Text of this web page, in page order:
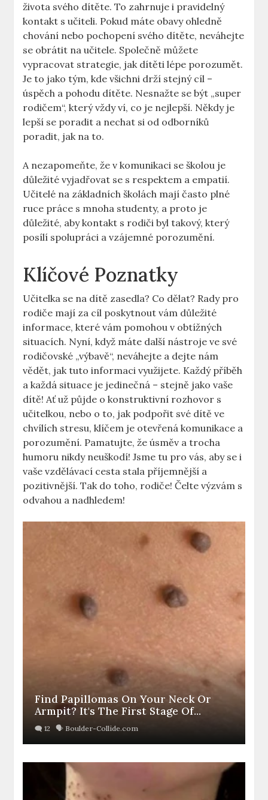
života svého dítěte.⁤ To zahrnuje ​i‍ pravidelný ​
kontakt s učiteli. Pokud máte obavy ‌ohledně
chování nebo pochopení svého dítěte, ‍neváhejte
se⁤ obrátit na učitele. Společně‍ můžete
⁤vypracovat strategie, jak‍ dítěti lépe‍ porozumět.
Je to jako tým,‌ kde všichni drží stejný‌ cíl –
⁢úspěch a pohodu dítěte. Nesnažte se být ​„super
rodičem“, který vždy ví, co je ​nejlepší. Někdy je
lepší‌ se poradit a nechat si od odborníků
poradit, jak na to.
A‌ nezapomeňte, že v komunikaci se školou je⁢
důležité ‍vyjadřovat se s​ respektem⁣ a‌ empatií.
⁢Učitelé na‍ základních školách mají často plné
ruce práce s⁢ mnoha ‍studenty, a proto je
důležité, aby kontakt ​s rodiči byl takový, který
posílí spolupráci a vzájemné porozumění.
Klíčové Poznatky
Učitelka se na dítě zasedla? Co​ dělat? Rady pro
rodiče mají ⁢za⁢ cíl poskytnout vám důležité
informace, které vám pomohou v obtížných
situacích. Nyní, když‍ máte další nástroje ⁣ve své
rodičovské „výbavě“, neváhejte a dejte nám
vědět, jak tuto informaci využijete. Každý ⁣příběh
a každá situace je jedinečná – stejně jako vaše
dítě! Ať už půjde o konstruktivní ⁢rozhovor s
⁢učitelkou,⁤ nebo o to,⁢ jak podpořit své ‍dítě ve
chvílích stresu, klíčem je otevřená komunikace a
porozumění.⁣ Pamatujte, že⁤ úsměv ‌a trocha
humoru nikdy neuškodí! Jsme tu pro vás, aby se i
vaše vzdělávací​ cesta stala příjemnější a
pozitivnější. Tak do toho, rodiče! Čelte výzvám⁤ s
odvahou a nadhledem!
Find Papillomas On Your Neck Or
Armpit? It's The First Stage Of...